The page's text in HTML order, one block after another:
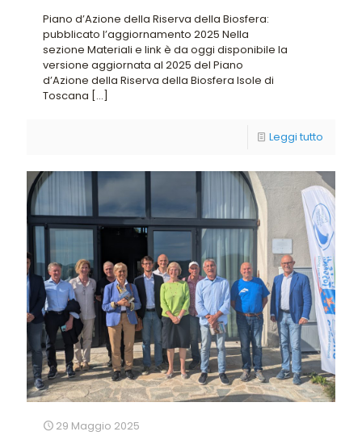
Piano d’Azione della Riserva della Biosfera:
pubblicato l’aggiornamento 2025 Nella
sezione Materiali e link è da oggi disponibile la
versione aggiornata al 2025 del Piano
d’Azione della Riserva della Biosfera Isole di
Toscana […]
Leggi tutto
29 Maggio 2025